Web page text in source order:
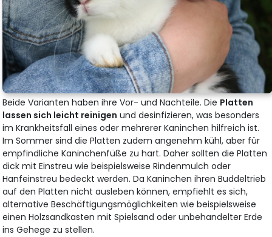
Beide Varianten haben ihre Vor- und Nachteile. Die Platten
lassen sich leicht reinigen und desinfizieren, was besonders
im Krankheitsfall eines oder mehrerer Kaninchen hilfreich ist.
Im Sommer sind die Platten zudem angenehm kühl, aber für
empfindliche Kaninchenfüße zu hart. Daher sollten die Platten
dick mit Einstreu wie beispielsweise Rindenmulch oder
Hanfeinstreu bedeckt werden. Da Kaninchen ihren Buddeltrieb
auf den Platten nicht ausleben können, empfiehlt es sich,
alternative Beschäftigungsmöglichkeiten wie beispielsweise
einen Holzsandkasten mit Spielsand oder unbehandelter Erde
ins Gehege zu stellen.